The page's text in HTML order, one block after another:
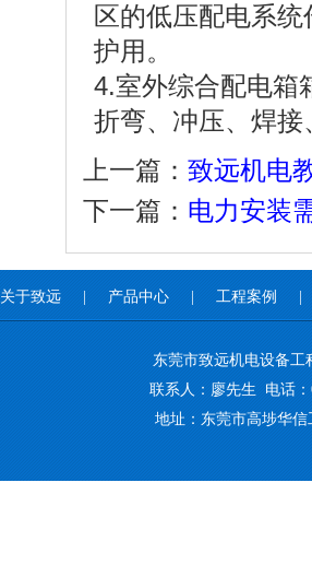
区的低压配电系
护用。
4.室外综合配电箱
折弯、冲压、焊
上一篇： 致远机电
下一篇： 电力安装
关于致远 产品中心 工程案例
东莞市致远机电设备工
联系人：廖先生 电话：
地址：东莞市高埗华